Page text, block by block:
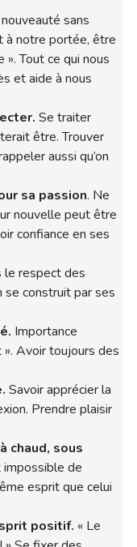
sans
à notre portée, être
Tout ce qui nous
et aide à nous
Se traiter
être. Trouver
aussi qu’on
sa passion. Ne
nouvelle peut être
confiance en ses
le respect des
se construit par ses
Importance
Avoir toujours des
Savoir apprécier la
Prendre plaisir
chaud, sous
impossible de
esprit que celui
positif. « Le